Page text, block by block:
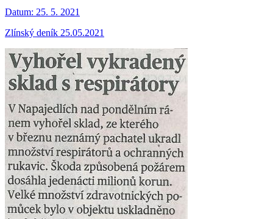
Datum: 25. 5. 2021
Zlínský deník 25.05.2021